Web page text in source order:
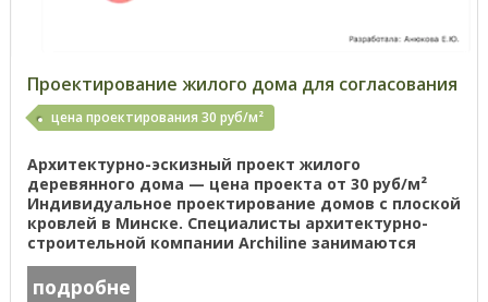
Проектирование жилого дома для согласования
цена проектирования 30 руб/м²
Архитектурно-эскизный проект жилого
деревянного дома — цена проекта от 30 руб/м²
Индивидуальное проектирование домов с плоской
кровлей в Минске. Специалисты архитектурно-
строительной компании Archiline занимаются
индивидуальным проектированием на ...
подробне